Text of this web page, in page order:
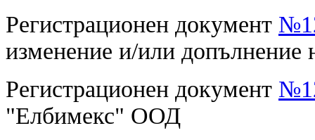
Регистрационен документ
изменение и/или
Регистрационен документ
"Елбимекс" ООД